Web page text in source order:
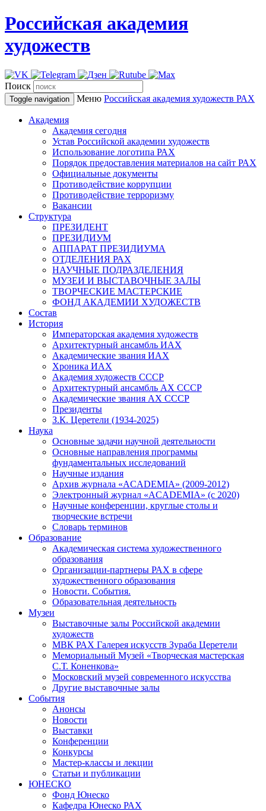
Российская академия
художеств
Поиск
Toggle navigation Меню Российская академия художеств РАХ
Академия
Академия сегодня
Устав Российской академии художеств
Использование логотипа РАХ
Порядок предоставления материалов на сайт РАХ
Официальные документы
Противодействие коррупции
Противодействие терроризму
Вакансии
Структура
ПРЕЗИДЕНТ
ПРЕЗИДИУМ
АППАРАТ ПРЕЗИДИУМА
ОТДЕЛЕНИЯ РАХ
НАУЧНЫЕ ПОДРАЗДЕЛЕНИЯ
МУЗЕИ И ВЫСТАВОЧНЫЕ ЗАЛЫ
ТВОРЧЕСКИЕ МАСТЕРСКИЕ
ФОНД АКАДЕМИИ ХУДОЖЕСТВ
Состав
История
Императорская академия художеств
Архитектурный ансамбль ИАХ
Академические звания ИАХ
Хроника ИАХ
Академия художеств СССР
Архитектурный ансамбль АХ СССР
Академические звания АХ СССР
Президенты
З.К. Церетели (1934-2025)
Наука
Основные задачи научной деятельности
Основные направления программы
фундаментальных исследований
Научные издания
Архив журнала «ACADEMIA» (2009-2012)
Электронный журнал «ACADEMIA» (с 2020)
Научные конференции, круглые столы и
творческие встречи
Словарь терминов
Образование
Академическая система художественного
образования
Организации-партнеры РАХ в сфере
художественного образования
Новости. События.
Образовательная деятельность
Музеи
Выставочные залы Российской академии
художеств
МВК РАХ Галерея искусств Зураба Церетели
Мемориальный Музей «Творческая мастерская
С.Т. Коненкова»
Московский музей современного искусства
Другие выставочные залы
События
Анонсы
Новости
Выставки
Конференции
Конкурсы
Мастер-классы и лекции
Статьи и публикации
ЮНЕСКО
Фонд Юнеско
Кафедра Юнеско РАХ